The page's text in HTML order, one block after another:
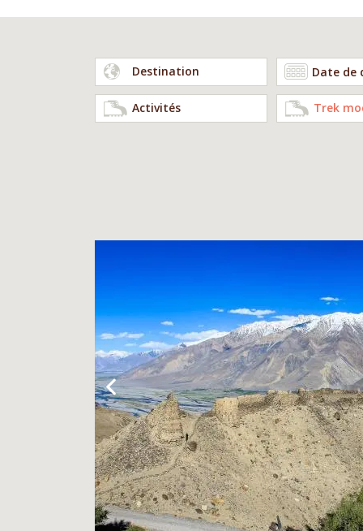
Destination
Activités Trek